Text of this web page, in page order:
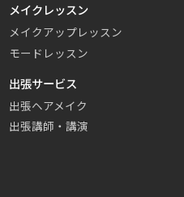
メイクレッスン
メイクアップレッスン
モードレッスン
出張サービス
出張ヘアメイク
出張講師・講演